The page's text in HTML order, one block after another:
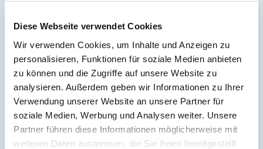
Diese Webseite verwendet Cookies
Wir verwenden Cookies, um Inhalte und Anzeigen zu
personalisieren, Funktionen für soziale Medien anbieten
zu können und die Zugriffe auf unsere Website zu
analysieren. Außerdem geben wir Informationen zu Ihrer
Verwendung unserer Website an unsere Partner für
soziale Medien, Werbung und Analysen weiter. Unsere
Partner führen diese Informationen möglicherweise mit
weiteren Daten zusammen, die Sie ihnen bereitgestellt
Möglichkeiten, sich für diesen Service
anzumelden
Selbstständige Registrierung:Mit einer
vorhandenen Papierrechnung und der
persönlichen Mobilfunknummer können sich
Ihre Patienten über unser Patientenportal
registrieren.